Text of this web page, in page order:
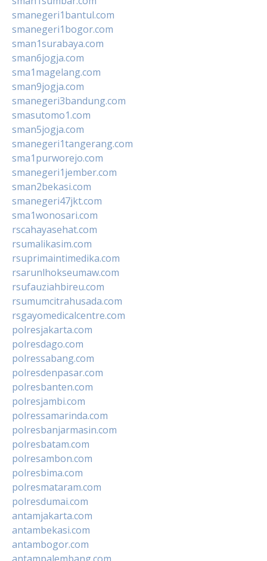
smanegeri1bantul.com
smanegeri1bogor.com
sman1surabaya.com
sman6jogja.com
sma1magelang.com
sman9jogja.com
smanegeri3bandung.com
smasutomo1.com
sman5jogja.com
smanegeri1tangerang.com
sma1purworejo.com
smanegeri1jember.com
sman2bekasi.com
smanegeri47jkt.com
sma1wonosari.com
rscahayasehat.com
rsumalikasim.com
rsuprimaintimedika.com
rsarunlhokseumaw.com
rsufauziahbireu.com
rsumumcitrahusada.com
rsgayomedicalcentre.com
polresjakarta.com
polresdago.com
polressabang.com
polresdenpasar.com
polresbanten.com
polresjambi.com
polressamarinda.com
polresbanjarmasin.com
polresbatam.com
polresambon.com
polresbima.com
polresmataram.com
polresdumai.com
antamjakarta.com
antambekasi.com
antambogor.com
antampalembang.com